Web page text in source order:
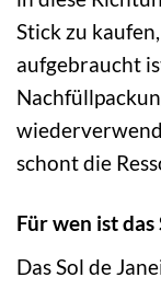
Stick zu
aufgebraucht
schont die
Für wen ist das
Das Sol de